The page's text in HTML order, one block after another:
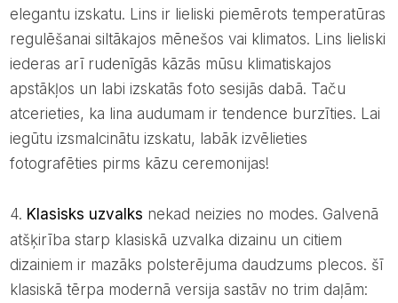
elegantu izskatu. Lins ir lieliski piemērots temperatūras
regulēšanai siltākajos mēnešos vai klimatos. Lins lieliski
iederas arī rudenīgās kāzās mūsu klimatiskajos
apstākļos un labi izskatās foto sesijās dabā. Taču
atcerieties, ka lina audumam ir tendence burzīties. Lai
iegūtu izsmalcinātu izskatu, labāk izvēlieties
fotografēties pirms kāzu ceremonijas!
4. Klasisks uzvalks nekad neizies no modes. Galvenā
atšķirība starp klasiskā uzvalka dizainu un citiem
dizainiem ir mazāks polsterējuma daudzums plecos. šī
klasiskā tērpa modernā versija sastāv no trim daļām: